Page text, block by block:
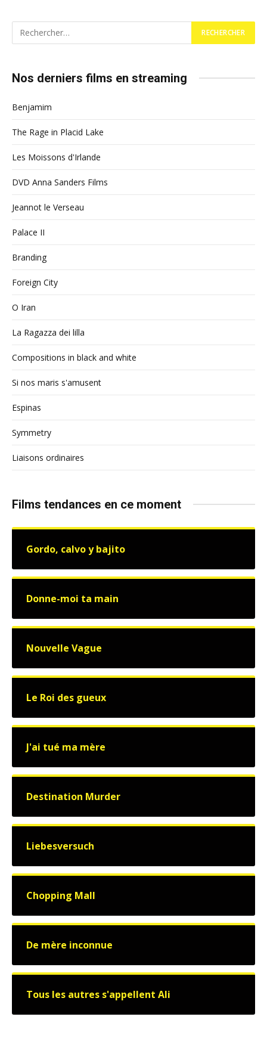
Nos derniers films en streaming
Benjamim
The Rage in Placid Lake
Les Moissons d'Irlande
DVD Anna Sanders Films
Jeannot le Verseau
Palace II
Branding
Foreign City
O Iran
La Ragazza dei lilla
Compositions in black and white
Si nos maris s'amusent
Espinas
Symmetry
Liaisons ordinaires
Films tendances en ce moment
Gordo, calvo y bajito
Donne-moi ta main
Nouvelle Vague
Le Roi des gueux
J'ai tué ma mère
Destination Murder
Liebesversuch
Chopping Mall
De mère inconnue
Tous les autres s'appellent Ali